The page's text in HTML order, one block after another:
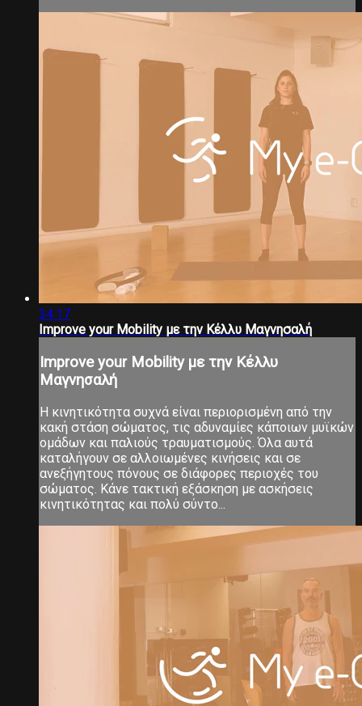
34:17
Improve your Mobility με την Κέλλυ Μαγνησαλή
Improve your Mobility με την Κέλλυ
Μαγνησαλή
Η κινητικότητα συχνά είναι περιορισμένη από την
κακή στάση σώματος, τις αδυναμίες κάποιων μυϊκών
ομάδων και παλιούς τραυματισμούς. Όλα αυτά
καταλήγουν σε αλλοιωμένες κινήσεις και σε
ανεξήγητους πόνους σε διάφορες περιοχές του
σώματος. Κάνε τακτική εξάσκηση με ασκήσεις
κινητικότητας και πολύ σύντο...